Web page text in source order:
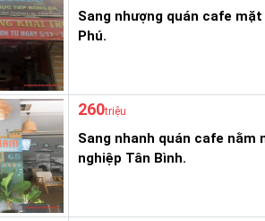
Sang nhượng quán cafe
Phú.
260triệu
Sang nhanh quán cafe nằm
nghiệp Tân Bình.